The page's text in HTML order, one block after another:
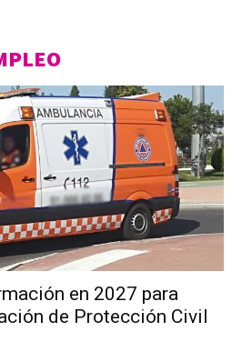
en 2027 para
de Protección Civil